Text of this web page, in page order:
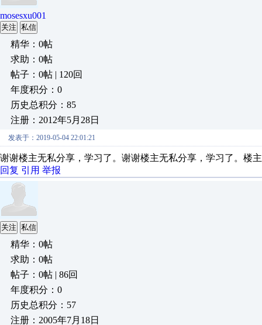
mosesxu001
关注 私信
精华：0帖
求助：0帖
帖子：0帖 | 120回
年度积分：0
历史总积分：85
注册：2012年5月28日
发表于：2019-05-04 22:01:21
谢谢楼主无私分享，学习了。谢谢楼主无私分享，学习了。楼
回复 引用 举报
关注 私信
精华：0帖
求助：0帖
帖子：0帖 | 86回
年度积分：0
历史总积分：57
注册：2005年7月18日